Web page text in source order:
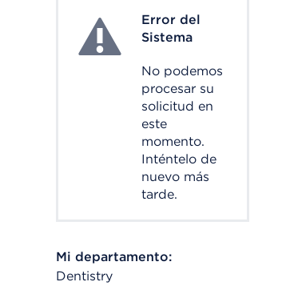
System ErrorError del
Sistema
No podemos
procesar su
solicitud en
este
momento.
Inténtelo de
nuevo más
tarde.
Mi departamento:
Dentistry